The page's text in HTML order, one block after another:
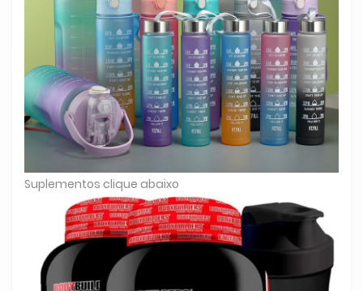
Suplementos clique abaixo